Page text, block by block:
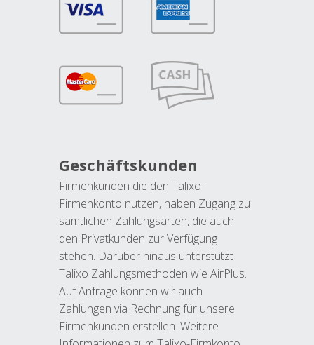
Geschäftskunden
Firmenkunden die den Talixo-
Firmenkonto nutzen, haben Zugang zu
sämtlichen Zahlungsarten, die auch
den Privatkunden zur Verfügung
stehen. Darüber hinaus unterstützt
Talixo Zahlungsmethoden wie AirPlus.
Auf Anfrage können wir auch
Zahlungen via Rechnung für unsere
Firmenkunden erstellen. Weitere